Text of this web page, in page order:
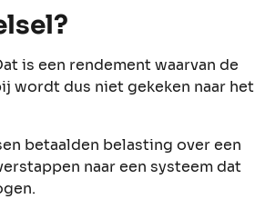
is een rendement waarvan de
wordt dus niet gekeken naar het
betaalden belasting over een
naar een systeem dat